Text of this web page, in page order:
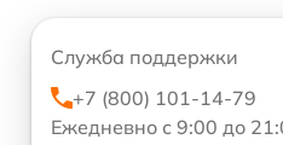
Служба поддержки
+7 (800) 101-14-79
Ежедневно с 9:00 до